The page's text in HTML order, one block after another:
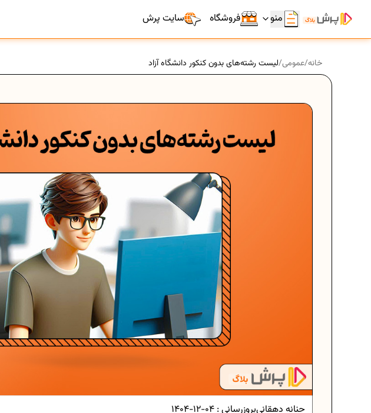
سایت پرش فروشگاه منو
دانلود رایگان نمونه سوالات امتحان...
خانه/عمومی/لیست رشته‌های بدون کنکور دانشگاه آزاد
بروزرسانی : 04-12-1404 حنانه دهقانی